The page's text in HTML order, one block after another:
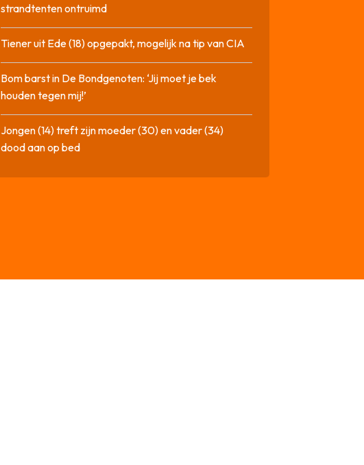
strandtenten ontruimd
Tiener uit Ede (18) opgepakt, mogelijk na tip van CIA
Bom barst in De Bondgenoten: ‘Jij moet je bek
houden tegen mij!’
Jongen (14) treft zijn moeder (30) en vader (34)
dood aan op bed